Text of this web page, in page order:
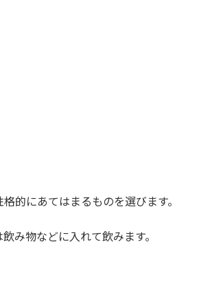
的にあてはまるものを選びます。
み物などに入れて飲みます。